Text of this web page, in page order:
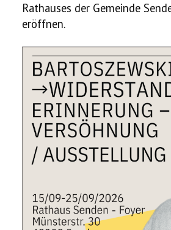
Rathauses der Gemeinde
eröffnen.